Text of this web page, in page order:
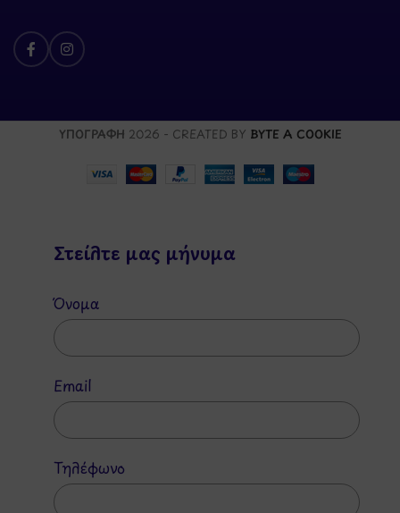
ΥΠΟΓΡΑΦΗ 2026 - CREATED BY BYTE A COOKIE
Στείλτε μας μήνυμα
Όνομα
Email
Τηλέφωνο